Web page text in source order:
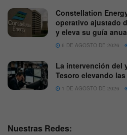
Constellation
operativo ajustado
y eleva su guía
6 DE AGOSTO DE 2026
La intervención del
Tesoro elevando
1 DE AGOSTO DE 2026
Nuestras Redes: